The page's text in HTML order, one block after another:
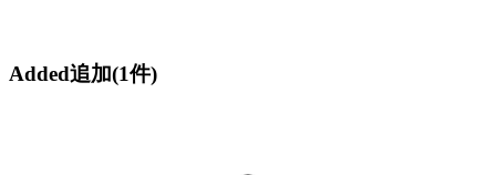
Added追加(1件)